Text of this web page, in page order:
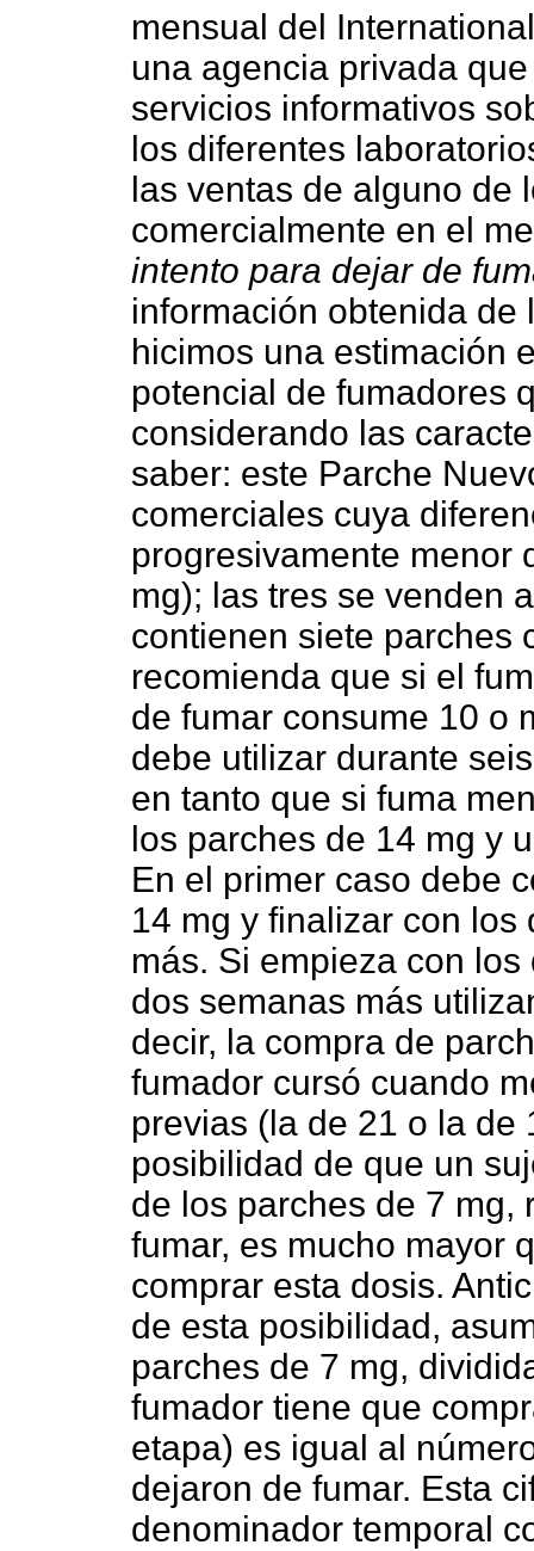
mensual del
una agencia privada
servicios informativos
los diferentes
las ventas de alguno de
comercialmente en el
intento para dejar de
información obtenida de
hicimos una estimación
potencial de fumadores
considerando las
saber: este Parche
comerciales cuya
progresivamente menor
mg); las tres se venden
contienen siete parches
recomienda que si el
de fumar consume 10 o
debe utilizar durante
en tanto que si fuma
los parches de 14 mg y
En el primer caso debe
14 mg y finalizar con
más. Si empieza con
dos semanas más
decir, la compra de
fumador cursó cuando
previas (la de 21 o la de
posibilidad de que un
de los parches de 7 mg,
fumar, es mucho mayor
comprar esta dosis.
de esta posibilidad,
parches de 7 mg,
fumador tiene que
etapa) es igual al
dejaron de fumar. Esta
denominador temporal